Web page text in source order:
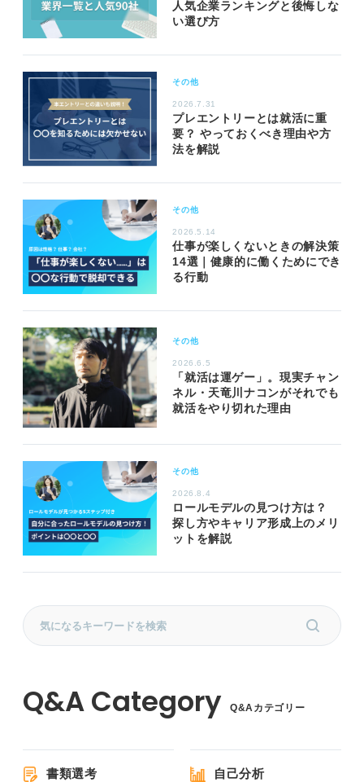
人気企業ランキングと後悔しな
い選び方
その他
2026.7.31
プレエントリーとは就活に重
要？ やっておくべき理由や方
法を解説
その他
2026.5.14
仕事が楽しくないときの解決策
14選｜健康的に働くためにでき
る行動
その他
2026.6.5
「就活は運ゲー」。現実チャン
ネル・天竜川ナコンがそれでも
就活をやり切れた理由
その他
2026.8.4
ロールモデルの見つけ方は？
探し方やキャリア形成上のメリ
ットを解説
Q&Aカテゴリー
書類選考 自己分析